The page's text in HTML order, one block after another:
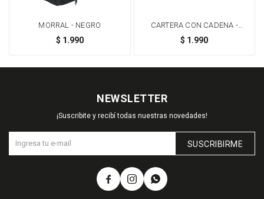
MORRAL - NEGRO
$ 1.990
CARTERA CON CADENA -
BEIGE
$ 1.990
NEWSLETTER
¡Suscribite y recibí todas nuestras novedades!
SUSCRIBIRME
  